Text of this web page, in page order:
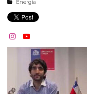
Energía
 